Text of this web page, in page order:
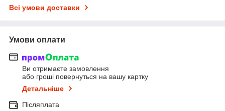
Всі умови доставки
Умови оплати
Ви отримаєте замовлення
або гроші повернуться на вашу картку
Детальніше
Післяплата